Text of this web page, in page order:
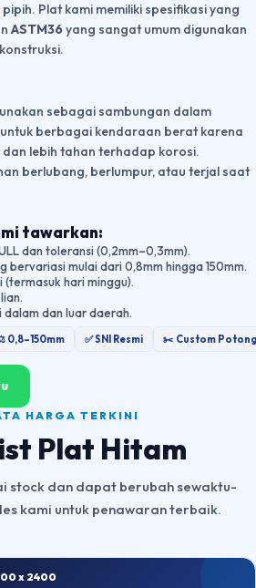
Plat kami memiliki spesifikasi yang
ASTM36yang sangat umum digunakan
sebagai sambungan dalam
berbagai kendaraan berat karena
lebih tahan terhadap korosi.
berlubang, berlumpur, atau terjal saat
tawarkan:
dan toleransi (0,2mm–0,3mm).
bervariasi mulai dari 0,8mm hingga 150mm.
(termasuk hari minggu).
dan luar daerah.
0,8–150mm ✅ SNI Resmi ✂️ Custom
HARGA TERKINI
Plat Hitam
stock dan dapat berubah sewaktu-
kami untuk penawaran terbaik.
x 2400